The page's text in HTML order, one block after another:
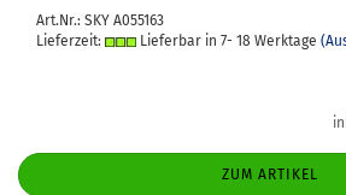
Art.Nr.: SKY A055163
Lieferzeit:
Lieferbar in 7- 18 Werktage
ZUM ARTIKEL